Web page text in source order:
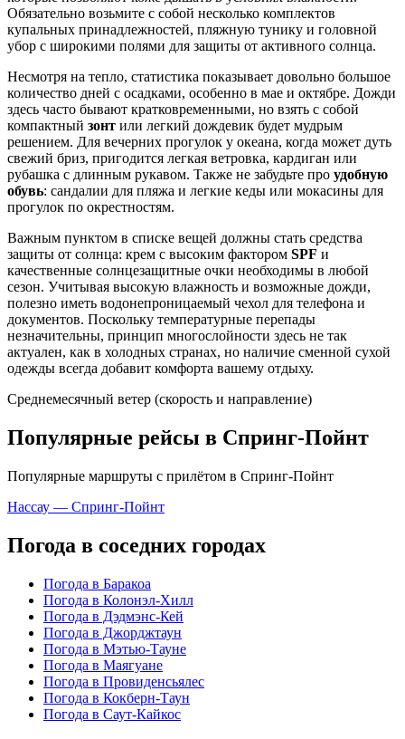
Обязательно возьмите с собой несколько комплектов
купальных принадлежностей, пляжную тунику и головной
убор с широкими полями для защиты от активного солнца.
Несмотря на тепло, статистика показывает довольно большое
количество дней с осадками, особенно в мае и октябре. Дожди
здесь часто бывают кратковременными, но взять с собой
компактный зонт или легкий дождевик будет мудрым
решением. Для вечерних прогулок у океана, когда может дуть
свежий бриз, пригодится легкая ветровка, кардиган или
рубашка с длинным рукавом. Также не забудьте про удобную
обувь: сандалии для пляжа и легкие кеды или мокасины для
прогулок по окрестностям.
Важным пунктом в списке вещей должны стать средства
защиты от солнца: крем с высоким фактором SPF и
качественные солнцезащитные очки необходимы в любой
сезон. Учитывая высокую влажность и возможные дожди,
полезно иметь водонепроницаемый чехол для телефона и
документов. Поскольку температурные перепады
незначительны, принцип многослойности здесь не так
актуален, как в холодных странах, но наличие сменной сухой
одежды всегда добавит комфорта вашему отдыху.
Среднемесячный ветер (скорость и направление)
Популярные рейсы в Спринг-Пойнт
Популярные маршруты с прилётом в Спринг-Пойнт
Нассау — Спринг-Пойнт
Погода в соседних городах
Погода в Баракоа
Погода в Колонэл-Хилл
Погода в Дэдмэнс-Кей
Погода в Джорджтаун
Погода в Мэтью-Тауне
Погода в Маягуане
Погода в Провиденсьялес
Погода в Кокберн-Таун
Погода в Саут-Кайкос